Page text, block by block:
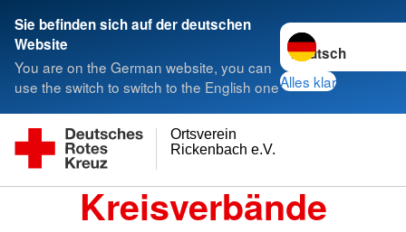
Sie befinden sich auf der deutschen
Website
You are on the German website, you can
use the switch to switch to the English one
Sprache wechseln
Alles klar
Rickenbach e.V.
Ortsverein
Kreisverbände